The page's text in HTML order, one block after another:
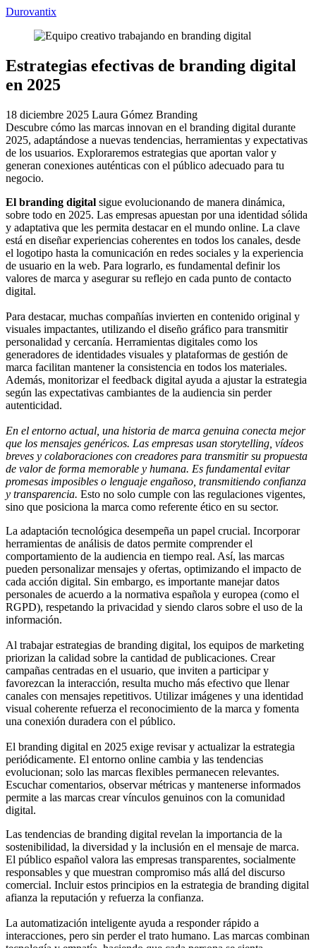
Durovantix
Estrategias efectivas de branding digital
en 2025
18 diciembre 2025 Laura Gómez Branding
Descubre cómo las marcas innovan en el branding digital durante
2025, adaptándose a nuevas tendencias, herramientas y expectativas
de los usuarios. Exploraremos estrategias que aportan valor y
generan conexiones auténticas con el público adecuado para tu
negocio.
El branding digital sigue evolucionando de manera dinámica,
sobre todo en 2025. Las empresas apuestan por una identidad sólida
y adaptativa que les permita destacar en el mundo online. La clave
está en diseñar experiencias coherentes en todos los canales, desde
el logotipo hasta la comunicación en redes sociales y la experiencia
de usuario en la web. Para lograrlo, es fundamental definir los
valores de marca y asegurar su reflejo en cada punto de contacto
digital.
Para destacar, muchas compañías invierten en contenido original y
visuales impactantes, utilizando el diseño gráfico para transmitir
personalidad y cercanía. Herramientas digitales como los
generadores de identidades visuales y plataformas de gestión de
marca facilitan mantener la consistencia en todos los materiales.
Además, monitorizar el feedback digital ayuda a ajustar la estrategia
según las expectativas cambiantes de la audiencia sin perder
autenticidad.
En el entorno actual, una historia de marca genuina conecta mejor
que los mensajes genéricos. Las empresas usan storytelling, vídeos
breves y colaboraciones con creadores para transmitir su propuesta
de valor de forma memorable y humana. Es fundamental evitar
promesas imposibles o lenguaje engañoso, transmitiendo confianza
y transparencia. Esto no solo cumple con las regulaciones vigentes,
sino que posiciona la marca como referente ético en su sector.
La adaptación tecnológica desempeña un papel crucial. Incorporar
herramientas de análisis de datos permite comprender el
comportamiento de la audiencia en tiempo real. Así, las marcas
pueden personalizar mensajes y ofertas, optimizando el impacto de
cada acción digital. Sin embargo, es importante manejar datos
personales de acuerdo a la normativa española y europea (como el
RGPD), respetando la privacidad y siendo claros sobre el uso de la
información.
Al trabajar estrategias de branding digital, los equipos de marketing
priorizan la calidad sobre la cantidad de publicaciones. Crear
campañas centradas en el usuario, que inviten a participar y
favorezcan la interacción, resulta mucho más efectivo que llenar
canales con mensajes repetitivos. Utilizar imágenes y una identidad
visual coherente refuerza el reconocimiento de la marca y fomenta
una conexión duradera con el público.
El branding digital en 2025 exige revisar y actualizar la estrategia
periódicamente. El entorno online cambia y las tendencias
evolucionan; solo las marcas flexibles permanecen relevantes.
Escuchar comentarios, observar métricas y mantenerse informados
permite a las marcas crear vínculos genuinos con la comunidad
digital.
Las tendencias de branding digital revelan la importancia de la
sostenibilidad, la diversidad y la inclusión en el mensaje de marca.
El público español valora las empresas transparentes, socialmente
responsables y que muestran compromiso más allá del discurso
comercial. Incluir estos principios en la estrategia de branding digital
afianza la reputación y refuerza la confianza.
La automatización inteligente ayuda a responder rápido a
interacciones, pero sin perder el trato humano. Las marcas combinan